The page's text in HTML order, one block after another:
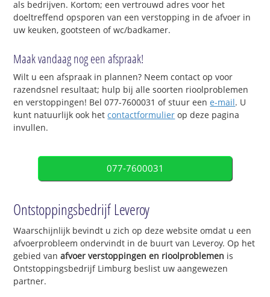
als bedrijven. Kortom; een vertrouwd adres voor het
doeltreffend opsporen van een verstopping in de afvoer in
uw keuken, gootsteen of wc/badkamer.
Maak vandaag nog een afspraak!
Wilt u een afspraak in plannen? Neem contact op voor
razendsnel resultaat; hulp bij alle soorten rioolproblemen
en verstoppingen! Bel 077-7600031 of stuur eene-mail. U
kunt natuurlijk ook hetcontactformulier op deze pagina
invullen.
077-7600031
Ontstoppingsbedrijf Leveroy
Waarschijnlijk bevindt u zich op deze website omdat u een
afvoerprobleem ondervindt in de buurt van Leveroy. Op het
gebied vanafvoer verstoppingen en rioolproblemen is
Ontstoppingsbedrijf Limburg beslist uw aangewezen
partner.